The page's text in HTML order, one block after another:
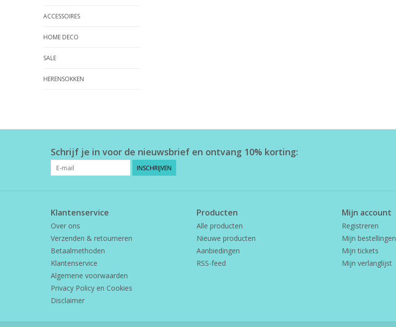
ACCESSOIRES
HOME DECO
SALE
HERENSOKKEN
Schrijf je in voor de nieuwsbrief en ontvang 10% korting:
INSCHRIJVEN
Klantenservice
Over ons
Verzenden & retourneren
Betaalmethoden
Klantenservice
Algemene voorwaarden
Privacy Policy en Cookies
Disclaimer
Producten
Alle producten
Nieuwe producten
Aanbiedingen
RSS-feed
Mijn account
Registreren
Mijn bestellingen
Mijn tickets
Mijn verlanglijst